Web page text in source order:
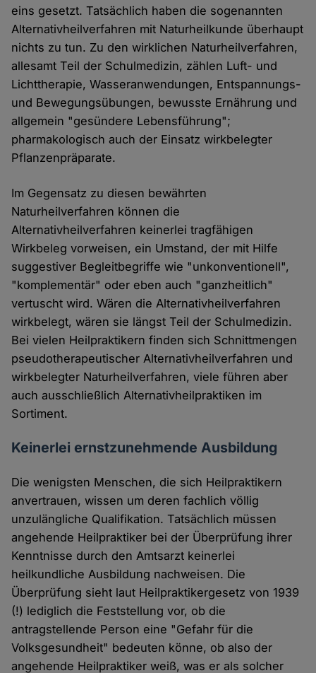
eins gesetzt. Tatsächlich haben die sogenannten
Alternativheilverfahren mit Naturheilkunde überhaupt
nichts zu tun. Zu den wirklichen Naturheilverfahren,
allesamt Teil der Schulmedizin, zählen Luft- und
Lichttherapie, Wasseranwendungen, Entspannungs-
und Bewegungsübungen, bewusste Ernährung und
allgemein "gesündere Lebensführung";
pharmakologisch auch der Einsatz wirkbelegter
Pflanzenpräparate.
Im Gegensatz zu diesen bewährten
Naturheilverfahren können die
Alternativheilverfahren keinerlei tragfähigen
Wirkbeleg vorweisen, ein Umstand, der mit Hilfe
suggestiver Begleitbegriffe wie "unkonventionell",
"komplementär" oder eben auch "ganzheitlich"
vertuscht wird. Wären die Alternativheilverfahren
wirkbelegt, wären sie längst Teil der Schulmedizin.
Bei vielen Heilpraktikern finden sich Schnittmengen
pseudotherapeutischer Alternativheilverfahren und
wirkbelegter Naturheilverfahren, viele führen aber
auch ausschließlich Alternativheilpraktiken im
Sortiment.
Keinerlei ernstzunehmende Ausbildung
Die wenigsten Menschen, die sich Heilpraktikern
anvertrauen, wissen um deren fachlich völlig
unzulängliche Qualifikation. Tatsächlich müssen
angehende Heilpraktiker bei der Überprüfung ihrer
Kenntnisse durch den Amtsarzt keinerlei
heilkundliche Ausbildung nachweisen. Die
Überprüfung sieht laut Heilpraktikergesetz von 1939
(!) lediglich die Feststellung vor, ob die
antragstellende Person eine "Gefahr für die
Volksgesundheit" bedeuten könne, ob also der
angehende Heilpraktiker weiß, was er als solcher